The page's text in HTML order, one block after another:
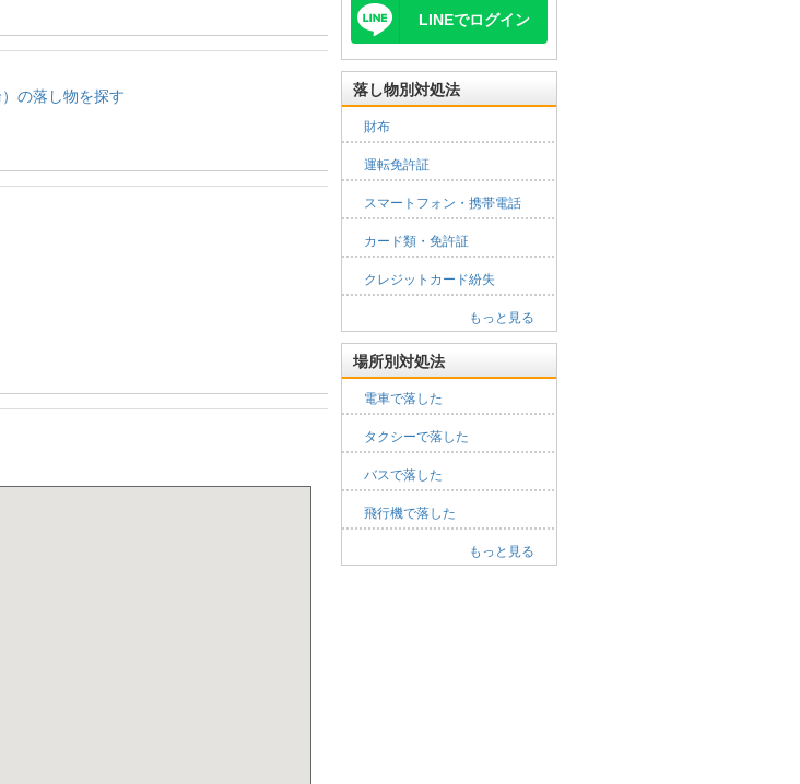
LINEでログイン
落し物別対処法
財布
運転免許証
スマートフォン・携帯電話
カード類・免許証
クレジットカード紛失
もっと見る
場所別対処法
電車で落した
タクシーで落した
バスで落した
飛行機で落した
もっと見る
の落し物を探す